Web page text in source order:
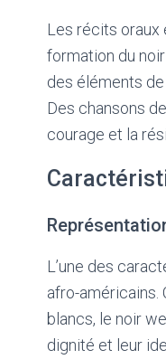
Les récits oraux
formation du
des éléments
Des chansons
courage et la
L’une des
afro-américains.
blancs, le noir
dignité et leur